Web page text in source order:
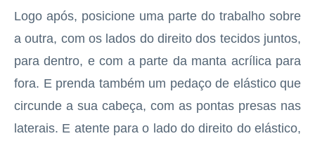
Logo após, posicione uma parte do trabalho sobre
a outra, com os lados do direito dos tecidos juntos,
para dentro, e com a parte da manta acrílica para
fora. E prenda também um pedaço de elástico que
circunde a sua cabeça, com as pontas presas nas
laterais. E atente para o lado do direito do elástico,